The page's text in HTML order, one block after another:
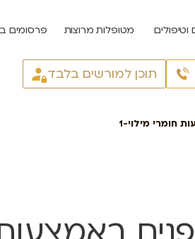
וטיפולים מטופלות מרוצות פרסומים
תוכן למורשים בלבד
חומרי מילוי-1